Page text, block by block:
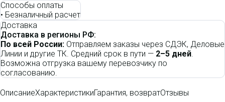
Способы оплаты
• Безналичный расчет
Доставка
Доставка в регионы РФ:
По всей России: Отправляем заказы через СДЭК, Деловые
Линии и другие ТК. Средний срок в пути — 2–5 дней.
Возможна отгрузка вашему перевозчику по
согласованию.
ОписаниеХарактеристикиГарантия, возвратОтзывы